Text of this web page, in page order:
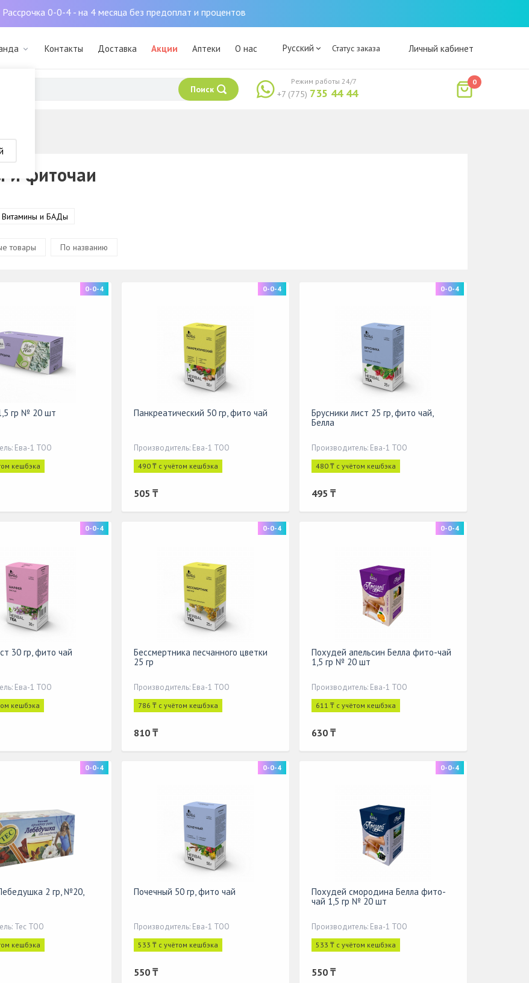
Рассрочка 0-0-4 - на 4 месяца без предоплат и процентов
Контакты Доставка Акции Аптеки О нас Русский Статус заказа Личный кабинет
Поиск +7 (775) 735 44 44
Режим работы 24/7 0
и фиточаи
Витамины и БАДы
товары По названию
0-0-4
гр № 20 шт
Ева-1 ТОО
кешбэка
0-0-4
Панкреатический 50 гр, фито чай
Производитель: Ева-1 ТОО
490 ₸ с учётом кешбэка
505 ₸
0-0-4
Брусники лист 25 гр, фито чай,
Белла
Производитель: Ева-1 ТОО
480 ₸ с учётом кешбэка
495 ₸
0-0-4
30 гр, фито чай
Ева-1 ТОО
кешбэка
0-0-4
Бессмертника песчанного цветки
25 гр
Производитель: Ева-1 ТОО
786 ₸ с учётом кешбэка
810 ₸
0-0-4
Похудей апельсин Белла фито-чай
1,5 гр № 20 шт
Производитель: Ева-1 ТОО
611 ₸ с учётом кешбэка
630 ₸
0-0-4
2 гр, №20,
Тес ТОО
кешбэка
0-0-4
Почечный 50 гр, фито чай
Производитель: Ева-1 ТОО
533 ₸ с учётом кешбэка
550 ₸
0-0-4
Похудей смородина Белла фито-
чай 1,5 гр № 20 шт
Производитель: Ева-1 ТОО
533 ₸ с учётом кешбэка
550 ₸